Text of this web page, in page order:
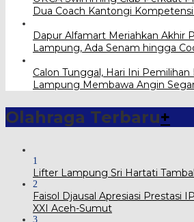
Dua Coach Kantongi
Dapur Alfamart Meriahkan Akhir
Lampung, Ada Senam hingga
Calon Tunggal, Hari Ini Pemilihan
Lampung Membawa Angin
Olahraga Terbaru+
1
Lifter Lampung Sri Hartati
2
Faisol Djausal Apresiasi Prestasi
XXI Aceh-Sumut
3